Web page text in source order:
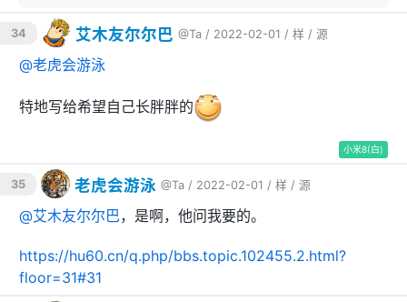
34 艾木友尔尔巴 @Ta / 2022-02-01 / 样 / 源
@老虎会游泳
特地写给希望自己长胖胖的
小米8(白)
35 老虎会游泳 @Ta / 2022-02-01 / 样 / 源
@艾木友尔尔巴，是啊，他问我要的。
https://hu60.cn/q.php/bbs.topic.102455.2.html?
floor=31#31